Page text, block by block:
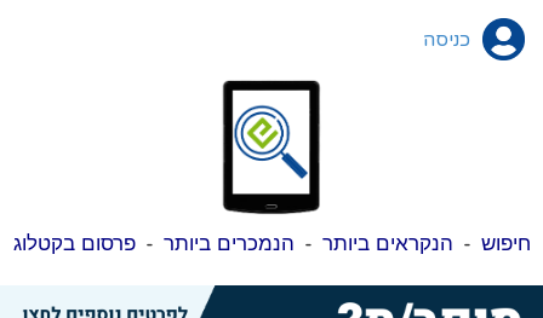
כניסה
חיפוש - הנקראים ביותר - הנמכרים ביותר -פרסום בקטלוג